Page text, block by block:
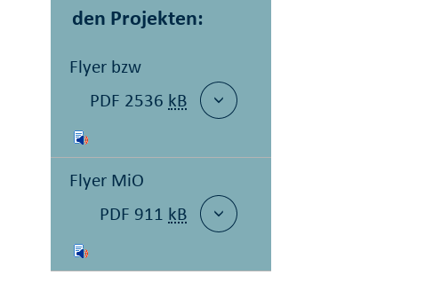
den Projekten:
Flyer bzw
PDF 2536 kB
Flyer MiO
PDF 911 kB